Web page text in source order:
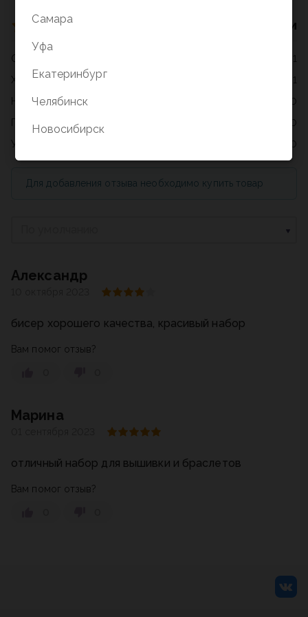
Александр
бисер хорошего качества, красивый набор
Вам помог отзыв?
Марина
отличный набор для вышивки и браслетов
Вам помог отзыв?
2 оценки
Отлично
1
Хорошо
1
Нормально
0
Плохо
0
Ужасно
0
Для добавления отзыва необходимо купить товар
Самара
Уфа
Екатеринбург
Челябинск
Новосибирск